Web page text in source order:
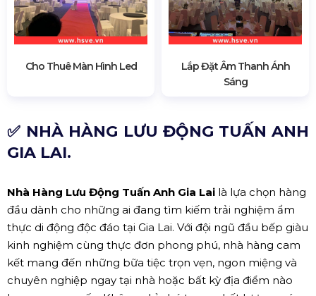
Cho Thuê Màn Hình Led
Lắp Đặt Âm Thanh Ánh
Sáng
✅ NHÀ HÀNG LƯU ĐỘNG TUẤN ANH
GIA LAI.
Nhà Hàng Lưu Động Tuấn Anh Gia Lai là lựa chọn hàng
đầu dành cho những ai đang tìm kiếm trải nghiệm ẩm
thực di động độc đáo tại Gia Lai. Với đội ngũ đầu bếp giàu
kinh nghiệm cùng thực đơn phong phú, nhà hàng cam
kết mang đến những bữa tiệc trọn vẹn, ngon miệng và
chuyên nghiệp ngay tại nhà hoặc bất kỳ địa điểm nào